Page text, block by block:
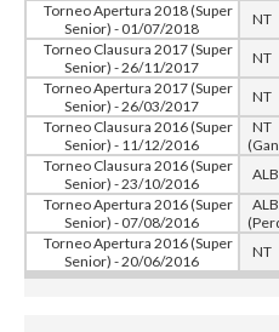
Torneo Apertura 2018 (Super
Senior) - 01/07/2018
NT
Torneo Clausura 2017 (Super
Senior) - 26/11/2017
NT
Torneo Apertura 2017 (Super
Senior) - 26/03/2017
NT
Torneo Clausura 2016 (Super
Senior) - 11/12/2016
NT
Torneo Clausura 2016 (Super
Senior) - 23/10/2016
Torneo Apertura 2016 (Super
Senior) - 07/08/2016
Torneo Apertura 2016 (Super
Senior) - 20/06/2016
NT